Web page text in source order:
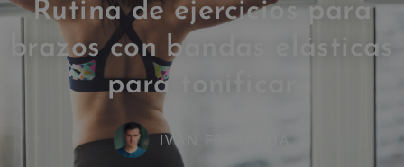
Rutina de ejercicios para
brazos con bandas elásticas
para tonificar
IVÁN FRESNEDA